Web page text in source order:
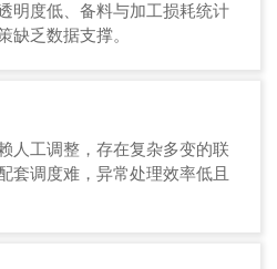
明度低、备料与加工损耗统计
缺乏数据支撑。
人工调整，存在复杂多变的联
套调度难，异常处理效率低且